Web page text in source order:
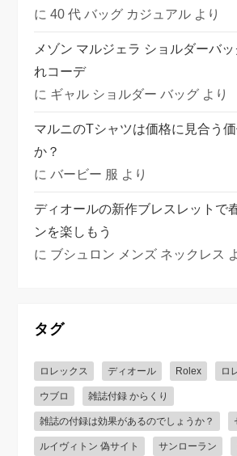
に40 代 バッグ カジュアル より
メゾン マルジェラ ショルダーバ
れコーデ
に ギャル ショルダー バッグ より
マルニのTシャツは価格に見合う
か？
にバービー 服 より
ディオールの新作ブレスレットで
ンを楽しもう
に ブシュロン メンズ ネックレス
タグ
ロレックス ディオール Rolex ロ
ウブロ 雑誌付録 からくり
雑誌の付録は効果があるのでしょうか？
ルイヴィトン 偽サイト サンローラン